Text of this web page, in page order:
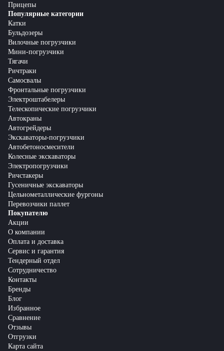
Прицепы
Популярные категории
Катки
Бульдозеры
Вилочные погрузчики
Мини-погрузчики
Тягачи
Ричтраки
Самосвалы
Фронтальные погрузчики
Электроштабелеры
Телескопические погрузчики
Автокраны
Автогрейдеры
Экскаваторы-погрузчики
Автобетоносмесители
Колесные экскаваторы
Электропогрузчики
Ричстакеры
Гусеничные экскаваторы
Цельнометаллические фургоны
Перевозчики паллет
Покупателю
Акции
О компании
Оплата и доставка
Сервис и гарантия
Тендерный отдел
Сотрудничество
Контакты
Бренды
Блог
Избранное
Сравнение
Отзывы
Отгрузки
Карта сайта